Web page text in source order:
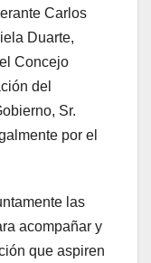
Carlos
Duarte,
Concejo
del
Sr.
por el
las
acompañar y
que aspiren